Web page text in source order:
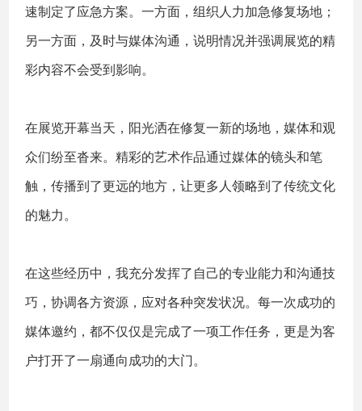
速制定了应急方案。一方面，组织人力加急修复场地；
另一方面，及时与媒体沟通，说明情况并强调展览的精
彩内容不会受到影响。
在展览开幕当天，阳光洒在修复一新的场地，媒体和观
众们纷至沓来。精彩的艺术作品通过媒体的镜头和笔
触，传播到了更远的地方，让更多人领略到了传统文化
的魅力。
在这些经历中，我充分发挥了自己的专业能力和沟通技
巧，协调各方资源，应对各种突发状况。每一次成功的
媒体邀约，都不仅仅是完成了一项工作任务，更是为客
户打开了一扇通向成功的大门。